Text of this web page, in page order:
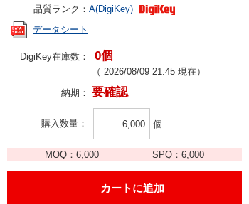
品質ランク： A(DigiKey)
データシート
DigiKey在庫数： 0個
（ 2026/08/09 21:45 現在）
納期： 要確認
購入数量 個
MOQ： 6,000 SPQ：6,000